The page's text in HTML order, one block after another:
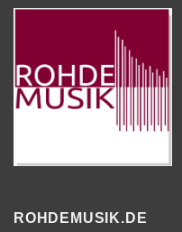
ROHDEMUSIK.DE